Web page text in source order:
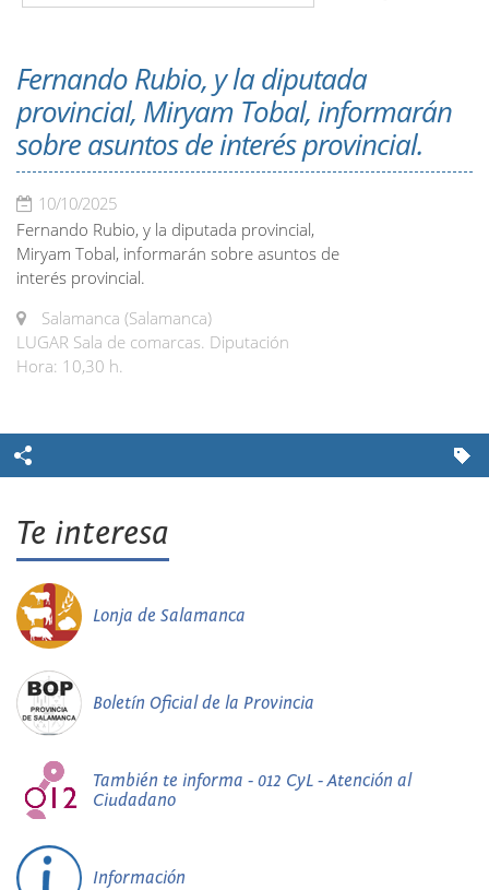
Fernando Rubio, y la diputada
provincial, Miryam Tobal, informarán
sobre asuntos de interés provincial.
10/10/2025
Fernando Rubio, y la diputada provincial,
Miryam Tobal, informarán sobre asuntos de
interés provincial.
Salamanca (Salamanca)
LUGAR Sala de comarcas. Diputación
Hora: 10,30 h.
Te interesa
Lonja de Salamanca
Boletín Oficial de la Provincia
También te informa - 012 CyL - Atención al
Ciudadano
Información